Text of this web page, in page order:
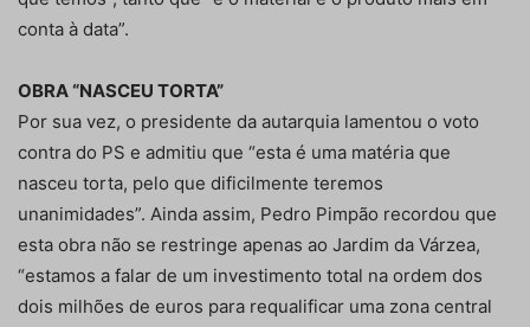
conta à data”.
OBRA “NASCEU TORTA”
Por sua vez, o presidente da autarquia lamentou o voto
contra do PS e admitiu que “esta é uma matéria que
nasceu torta, pelo que dificilmente teremos
unanimidades”. Ainda assim, Pedro Pimpão recordou que
esta obra não se restringe apenas ao Jardim da Várzea,
“estamos a falar de um investimento total na ordem dos
dois milhões de euros para requalificar uma zona central